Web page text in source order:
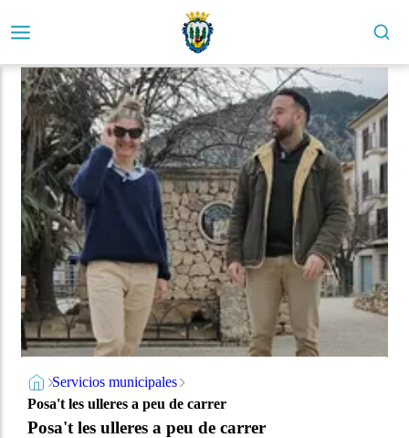
Servicios municipales
Posa't les ulleres a peu de carrer
Posa't les ulleres a peu de carrer